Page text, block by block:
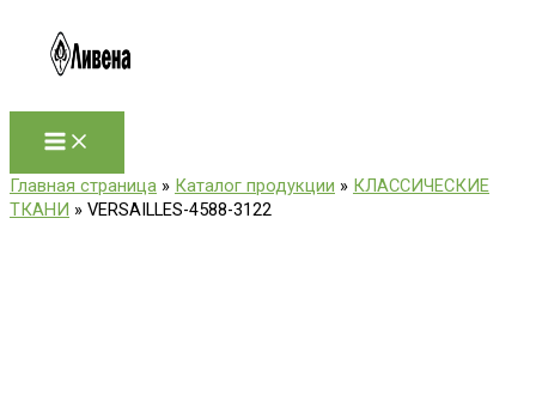
содержимому
Главная страница » Каталог продукции » КЛАССИЧЕСКИЕ
ТКАНИ » VERSAILLES-4588-3122